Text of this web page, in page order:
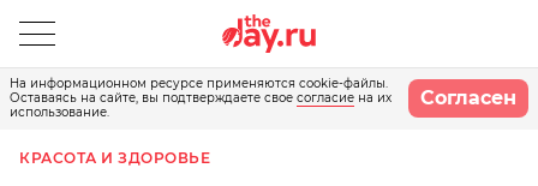
На информационном ресурсе применяются cookie-файлы.
Оставаясь на сайте, вы подтверждаете свое согласие на их
использование.
Согласен
КРАСОТА И ЗДОРОВЬЕ